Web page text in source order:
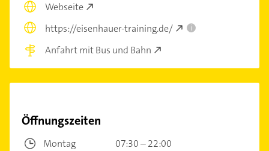
Webseite
https://eisenhauer-training.de/
i
Anfahrt mit Bus und Bahn
Öffnungszeiten
Montag
07:30 – 22:00